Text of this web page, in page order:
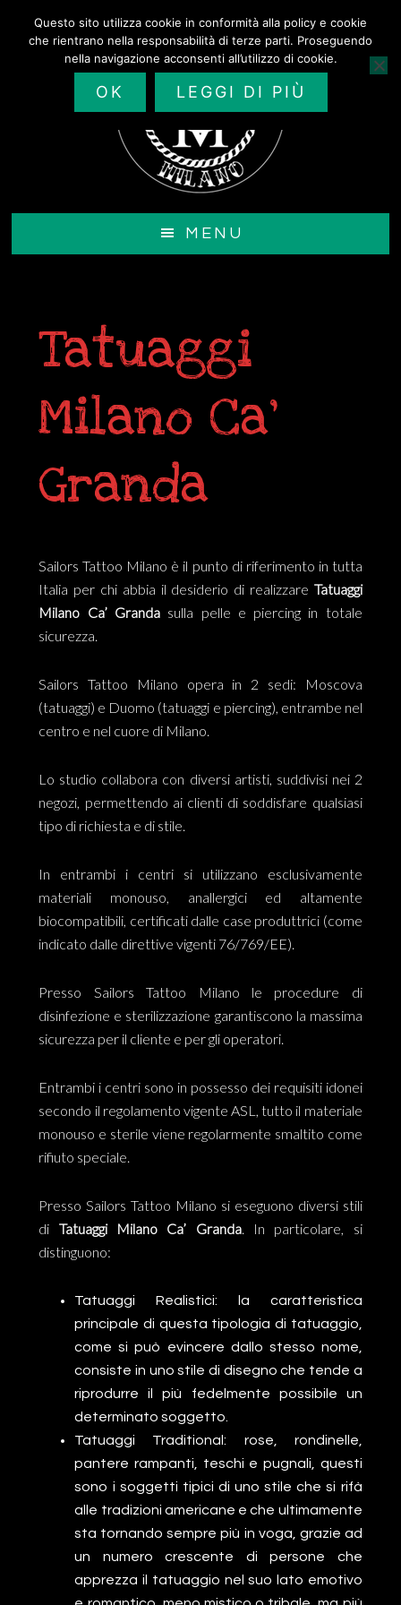
contenuto
MENU
Tatuaggi
Milano Ca’
Granda
Sailors Tattoo Milano è il punto di riferimento in tutta
Italia per chi abbia il desiderio di realizzare Tatuaggi
Milano Ca’ Grandasulla pelle e piercing in totale
sicurezza.
Sailors Tattoo Milano opera in 2 sedi: Moscova
(tatuaggi) e Duomo (tatuaggi e piercing), entrambe nel
centro e nel cuore di Milano.
Lo studio collabora con diversi artisti, suddivisi nei 2
negozi, permettendo ai clienti di soddisfare qualsiasi
tipo di richiesta e di stile.
In entrambi i centri si utilizzano esclusivamente
materiali monouso, anallergici ed altamente
biocompatibili, certificati dalle case produttrici (come
indicato dalle direttive vigenti 76/769/EE).
Presso Sailors Tattoo Milano le procedure di
disinfezione e sterilizzazione garantiscono la massima
sicurezza per il cliente e per gli operatori.
Entrambi i centri sono in possesso dei requisiti idonei
secondo il regolamento vigente ASL, tutto il materiale
monouso e sterile viene regolarmente smaltito come
rifiuto speciale.
Presso Sailors Tattoo Milano si eseguono diversi stili
di Tatuaggi Milano Ca’ Granda. In particolare, si
distinguono:
Tatuaggi Realistici: la caratteristica
principale di questa tipologia di tatuaggio,
come si può evincere dallo stesso nome,
consiste in uno stile di disegno che tende a
riprodurre il più fedelmente possibile un
determinato soggetto.
Tatuaggi Traditional: rose, rondinelle,
pantere rampanti, teschi e pugnali, questi
sono i soggetti tipici di uno stile che si rifà
alle tradizioni americane e che ultimamente
sta tornando sempre più in voga, grazie ad
un numero crescente di persone che
apprezza il tatuaggio nel suo lato emotivo
Questo sito utilizza cookie in conformità alla policy e cookie
che rientrano nella responsabilità di terze parti. Proseguendo
nella navigazione acconsenti all’utilizzo di cookie.
OK LEGGI DI PIÙ